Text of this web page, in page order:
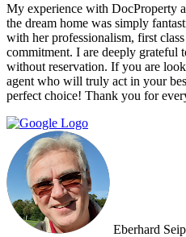
My experience with DocProperty
the dream home was simply
with her professionalism, first
commitment. I are deeply grateful
without reservation. If you are
agent who will truly act in your
perfect choice! Thank you for
Eberhard